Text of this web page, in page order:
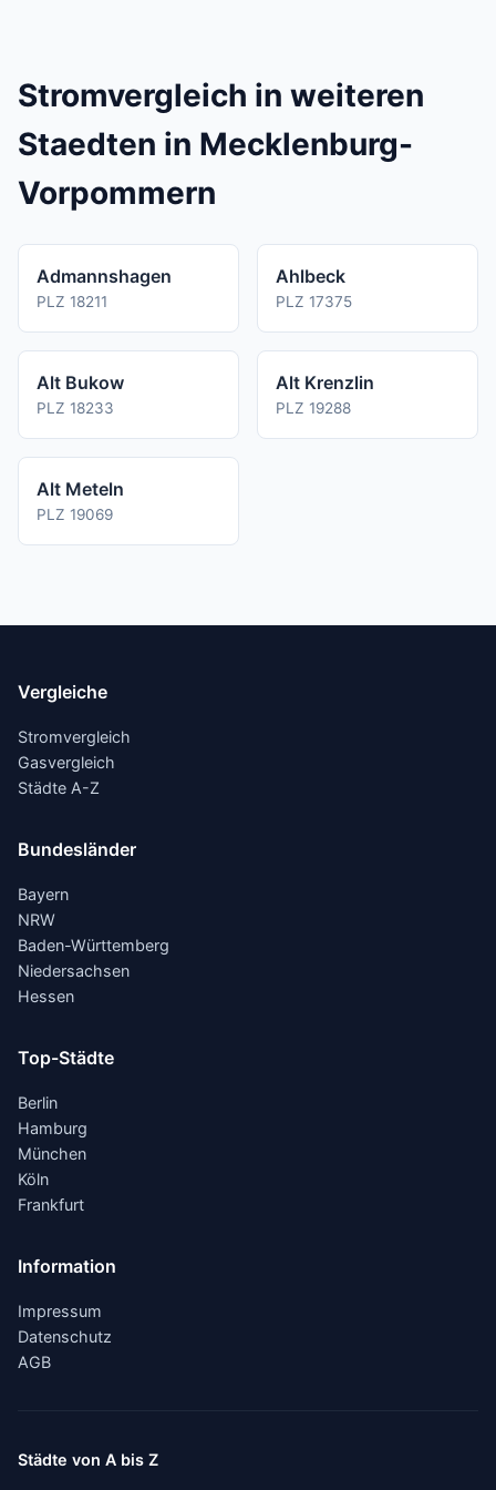
Vertrags ab.
Stromvergleich in weiteren
Staedten in Mecklenburg-
Vorpommern
Admannshagen
PLZ 18211
Ahlbeck
PLZ 17375
Alt Bukow
PLZ 18233
Alt Krenzlin
PLZ 19288
Alt Meteln
PLZ 19069
Vergleiche
Stromvergleich
Gasvergleich
Städte A-Z
Bundesländer
Bayern
NRW
Baden-Württemberg
Niedersachsen
Hessen
Top-Städte
Berlin
Hamburg
München
Köln
Frankfurt
Information
Impressum
Datenschutz
AGB
Städte von A bis Z